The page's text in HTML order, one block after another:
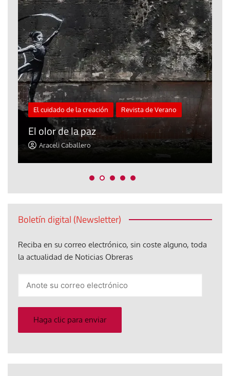
El cuidado de la creación Revista de Verano
El olor de la paz
Araceli Caballero
Boletín digital (Newsletter)
Reciba en su correo electrónico, sin coste alguno, toda
la actualidad de Noticias Obreras
electrónico
Haga clic para enviar